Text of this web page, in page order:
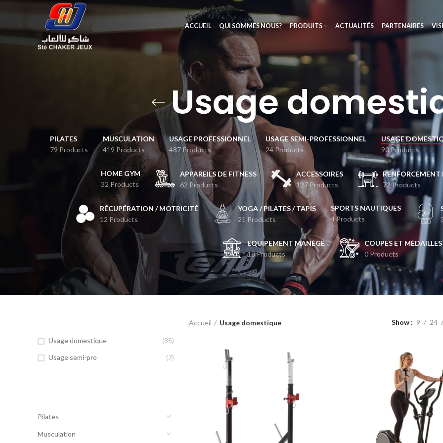
ACCUEIL QUI SOMMES NOUS? PRODUITS ACTUALITÉS PARTENAIRES
Usage
PILATES
79 Products
MUSCULATION
419 Products
USAGE PROFESSIONNEL
487 Products
USAGE SEMI-PROFESSIONNEL
24 Products
USAGE
90 Products
HOME GYM
32 Products
APPAREILS DE FITNESS
62 Products
ACCESSOIRES
127 Products
RENFORCEMENT
72 Products
RÉCUPÉRATION / MOTRICITÉ
12 Products
YOGA / PILATES / TAPIS
21 Products
SPORTS NAUTIQUES
4 Products
EQUIPEMENT MANÈGE
18 Products
COUPES ET MÉDAILLES
0 Products
Usage domestique
(85)
Usage semi-pro
(7)
Pilates
Musculation
Accueil Usage domestique Show 9 24